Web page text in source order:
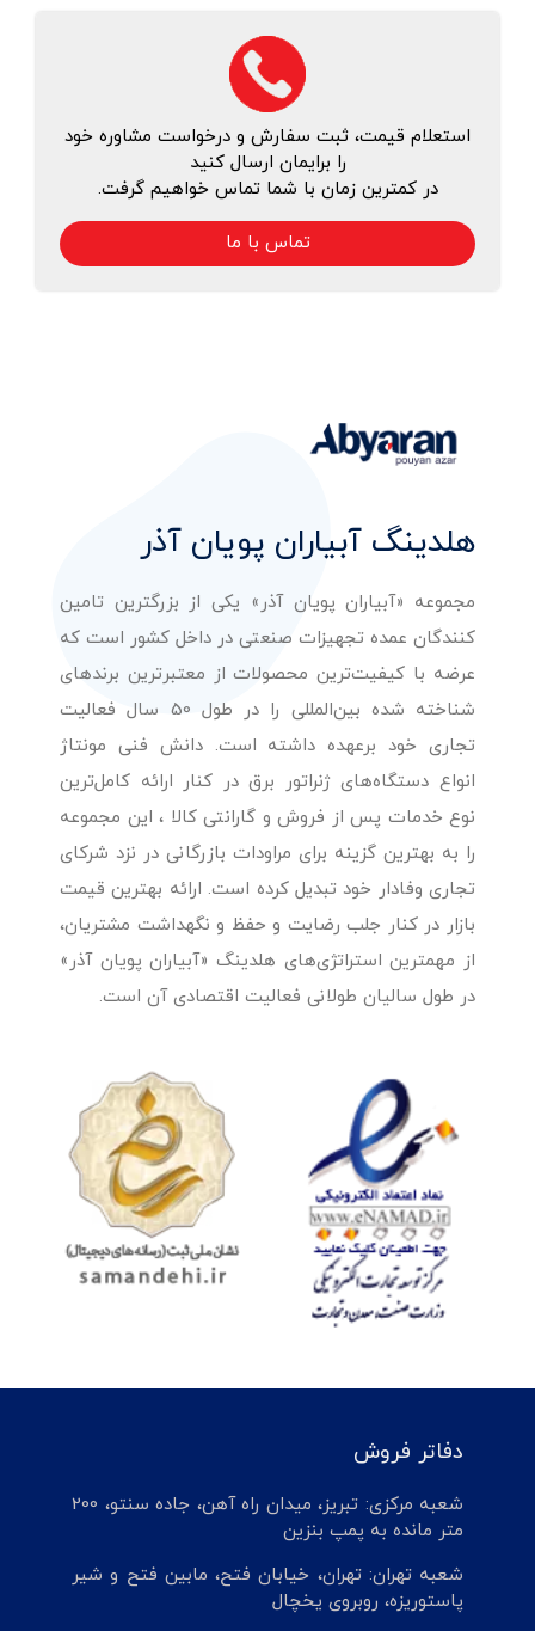
استعلام قیمت، ثبت سفارش و درخواست مشاوره خود
را برایمان ارسال کنید
در کمترین زمان با شما تماس خواهیم گرفت.
تماس با ما
هلدینگ آبیاران پویان آذر
مجموعه «آبیاران پویان آذر» یکی از بزرگترین تامین
کنندگان عمده تجهیزات صنعتی در داخل کشور است که
عرضه با کیفیت‌ترین محصولات از معتبرترین برندهای
شناخته شده بین‌المللی را در طول 50 سال فعالیت
تجاری خود برعهده داشته است. دانش فنی مونتاژ
انواع دستگاه‌های ژنراتور برق در کنار ارائه کامل‌ترین
نوع خدمات پس از فروش و گارانتی کالا ، این مجموعه
را به بهترین گزینه برای مراودات بازرگانی در نزد شرکای
تجاری وفادار خود تبدیل کرده است. ارائه بهترین قیمت
بازار در کنار جلب رضایت و حفظ و نگهداشت مشتریان،
از مهمترین استراتژی‌های هلدینگ «آبیاران پویان آذر»
در طول سالیان طولانی فعالیت اقتصادی آن است.
دفاتر فروش
شعبه مرکزی: تبریز، میدان راه آهن، جاده سنتو، 200
متر مانده به پمپ بنزین
شعبه تهران: تهران، خیابان فتح، مابین فتح و شیر
پاستوریزه، روبروی یخچال